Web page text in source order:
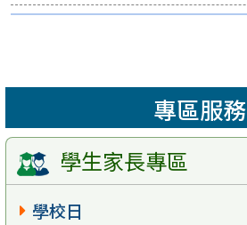
專區服務
學生家長專區
學校日